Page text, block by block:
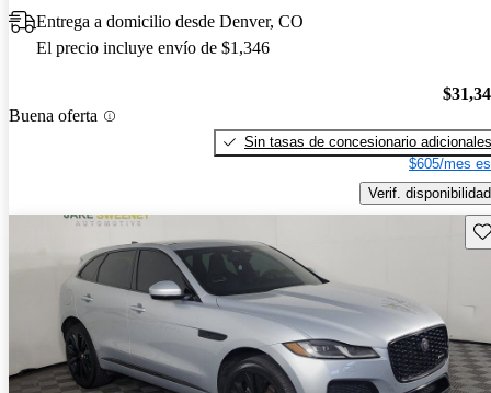
Entrega a domicilio desde Denver, CO
El precio incluye envío de $1,346
Buena oferta
Sin tasas de concesionario adicionales
$605/mes
Verif. disponibilidad